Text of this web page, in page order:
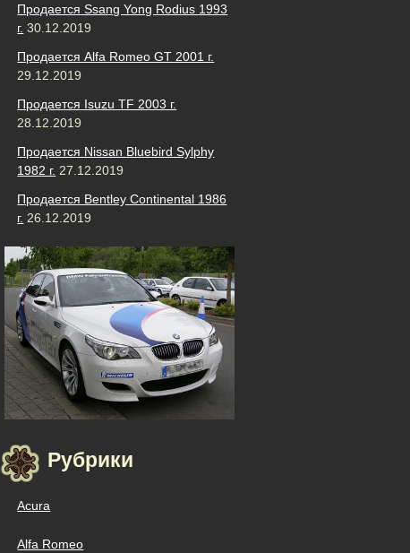
Продается Ssang Yong Rodius 1993
г. 30.12.2019
Продается Alfa Romeo GT 2001 г.
29.12.2019
Продается Isuzu TF 2003 г.
28.12.2019
Продается Nissan Bluebird Sylphy
1982 г. 27.12.2019
Продается Bentley Continental 1986
г. 26.12.2019
Рубрики
Acura
Alfa Romeo